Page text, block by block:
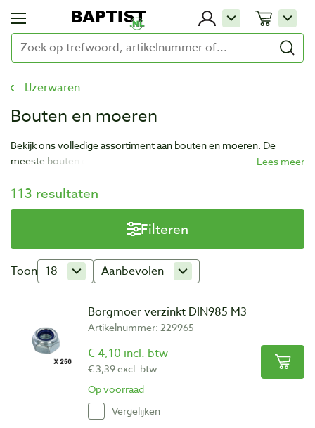
IJzerwaren
Bouten en moeren
Bekijk ons volledige assortiment aan bouten en moeren. De
meeste bouten en moeren zijn ook per stuk te bestellen.
113 resultaten
Filteren
Toon 18 Aanbevolen
Borgmoer verzinkt DIN985 M3
Artikelnummer: 229965
€ 4,10 incl. btw
€ 3,39 excl. btw
Op voorraad
Vergelijken